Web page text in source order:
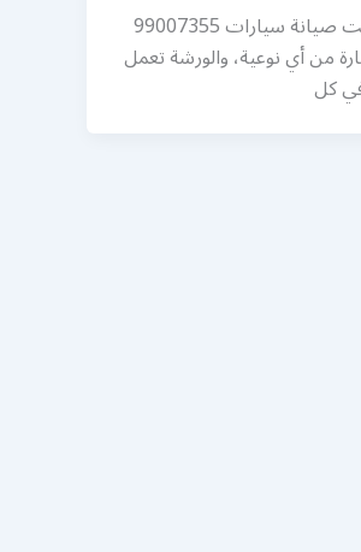
صيانة سيارات الكويت صيانة سيارات 99007355
من أي نوعية، والورشة تعمل
كل